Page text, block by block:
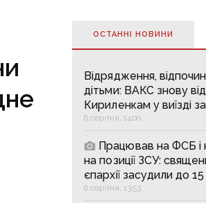
ОСТАННІ НОВИНИ
Відрядження,
дітьми: ВАКС знову
Кириленкам у виїзді
6 серпня, 14:00
Працював на ФСБ і
на позиції ЗСУ:
єпархії засудили до 15
6 серпня, 13:53